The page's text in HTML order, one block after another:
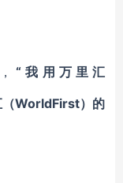
“我用万里汇
（WorldFirst）的